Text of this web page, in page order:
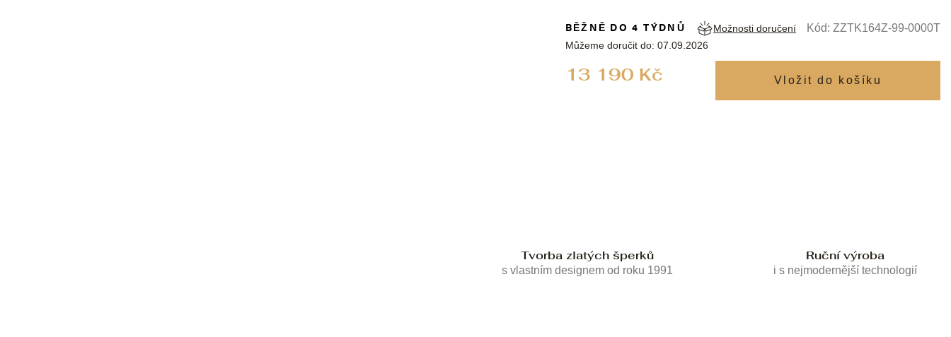
13 190 Kč
BĚŽNĚ DO 4 TÝDNŮ
Můžeme doručit do: 07.09.2026
Možnosti doručení Kód: ZZTK164Z-99-0000T
Tvorba zlatých šperků
s vlastním designem od roku 1991
Ruční výroba
i s nejmodernější technologií